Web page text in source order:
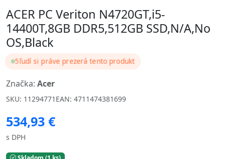
ACER PC Veriton N4720GT,i5-
14400T,8GB DDR5,512GB SSD,N/A,No
OS,Black
5ľudí si práve prezerá tento produkt
Značka: Acer
SKU: 11294771 EAN: 4711474381699
534,93 €
s DPH